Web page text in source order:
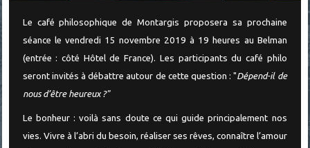
Le café philosophique de Montargis proposera sa prochaine
séance le vendredi 15 novembre 2019 à 19 heures au Belman
(entrée : côté Hôtel de France). Les participants du café philo
seront invités à débattre autour de cette question : "Dépend-il de
nous d’être heureux ?"
Le bonheur : voilà sans doute ce qui guide principalement nos
vies. Vivre à l’abri du besoin, réaliser ses rêves, connaître l’amour